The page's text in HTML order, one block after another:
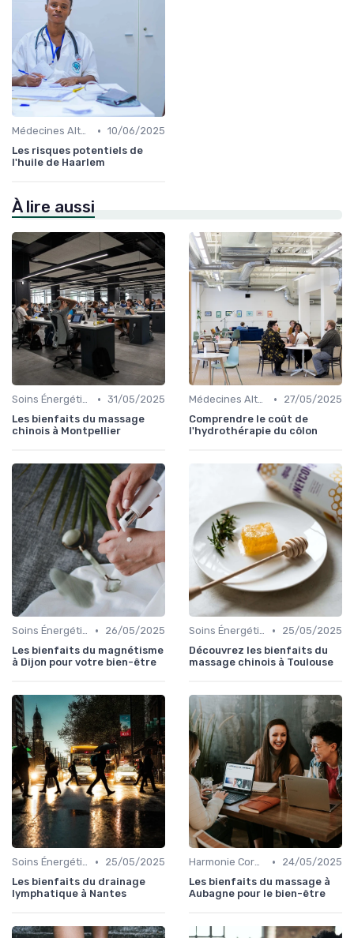
Médecines Alternatives • 10/06/2025
Les risques potentiels de
l'huile de Haarlem
À lire aussi
Soins Énergétiques • 31/05/2025
Les bienfaits du massage
chinois à Montpellier
Médecines Alternatives •
27/05/2025
Comprendre le coût de
l'hydrothérapie du côlon
Soins Énergétiques •
26/05/2025
Les bienfaits du magnétisme
à Dijon pour votre bien-être
Soins Énergétiques •
25/05/2025
Découvrez les bienfaits du
massage chinois à Toulouse
Soins Énergétiques •
25/05/2025
Les bienfaits du drainage
lymphatique à Nantes
Harmonie Corps-Esprit •
24/05/2025
Les bienfaits du massage à
Aubagne pour le bien-être